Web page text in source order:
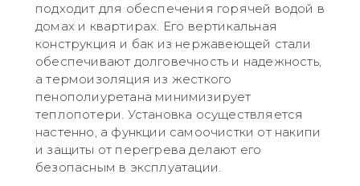
подходит для обеспечения горячей водой в
домах и квартирах. Его вертикальная
конструкция и бак из нержавеющей стали
обеспечивают долговечность и надежность,
а термоизоляция из жесткого
пенополиуретана минимизирует
теплопотери. Установка осуществляется
настенно, а функции самоочистки от накипи
и защиты от перегрева делают его
безопасным в эксплуатации.